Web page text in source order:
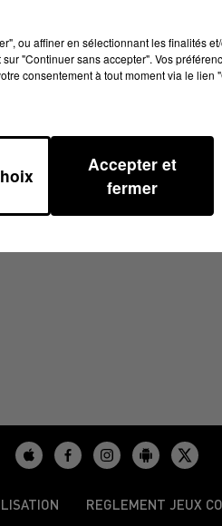
REGLEMENT JEUX
ou affiner en sélectionnant les finalités
"Continuer sans accepter". Vos
consentement à tout moment via le lien
Accepter et
fermer